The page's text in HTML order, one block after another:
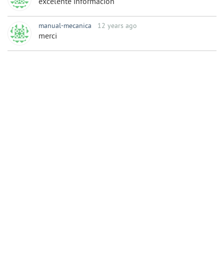
excelente informacion
manual-mecanica 12 years ago
merci